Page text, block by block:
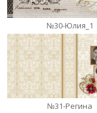
№30-Юлия_1
№31-Регина